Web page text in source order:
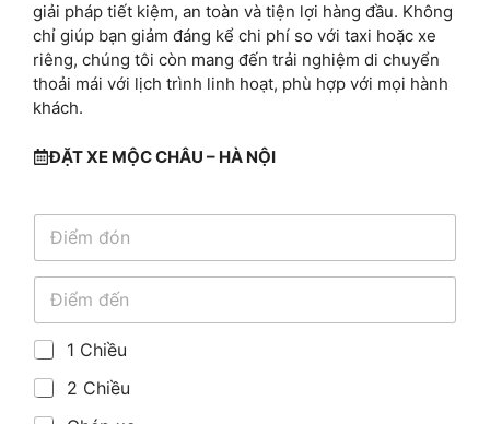
giải pháp tiết kiệm, an toàn và tiện lợi hàng đầu. Không
chỉ giúp bạn giảm đáng kể chi phí so với taxi hoặc xe
riêng, chúng tôi còn mang đến trải nghiệm di chuyển
thoải mái với lịch trình linh hoạt, phù hợp với mọi hành
khách.
ĐẶT XE MỘC CHÂU – HÀ NỘI
Đ
ể
m
ó
n
Đ
ể
m
H
1 Chiều
2 Chiều